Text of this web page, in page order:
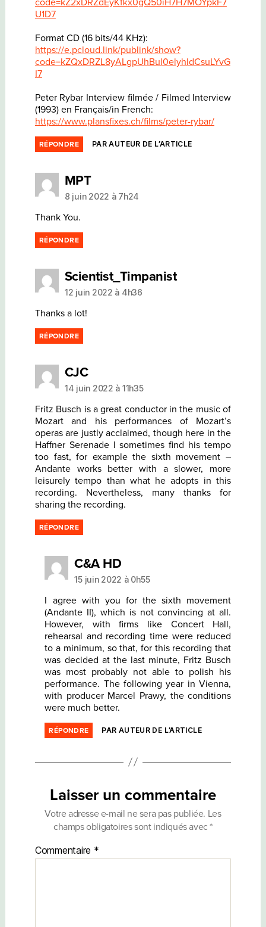
U1D7
Format CD (16 bits/44 KHz):
https://e.pcloud.link/publink/show?
code=kZQxDRZL8yALgpUhBul0elyhldCsuLYvG
I7
Peter Rybar Interview filmée / Filmed Interview
(1993) en Français/in French:
https://www.plansfixes.ch/films/peter-rybar/
RÉPONDRE PAR AUTEUR DE L’ARTICLE
MPTdit :
8 juin 2022 à 7h24
Thank You.
RÉPONDRE
Scientist_Timpanistdit :
12 juin 2022 à 4h36
Thanks a lot!
RÉPONDRE
CJCdit :
14 juin 2022 à 11h35
Fritz Busch is a great conductor in the music of
Mozart and his performances of Mozart’s
operas are justly acclaimed, though here in the
Haffner Serenade I sometimes find his tempo
too fast, for example the sixth movement –
Andante works better with a slower, more
leisurely tempo than what he adopts in this
recording. Nevertheless, many thanks for
sharing the recording.
RÉPONDRE
C&A HDdit :
15 juin 2022 à 0h55
I agree with you for the sixth movement
(Andante II), which is not convincing at all.
However, with firms like Concert Hall,
rehearsal and recording time were reduced
to a minimum, so that, for this recording that
was decided at the last minute, Fritz Busch
was most probably not able to polish his
performance. The following year in Vienna,
with producer Marcel Prawy, the conditions
were much better.
RÉPONDRE PAR AUTEUR DE L’ARTICLE
Laisser un commentaire
Votre adresse e-mail ne sera pas publiée. Les
champs obligatoires sont indiqués avec*
Commentaire *